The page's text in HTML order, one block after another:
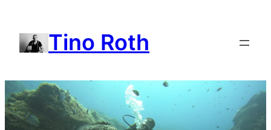
springen Tino Roth